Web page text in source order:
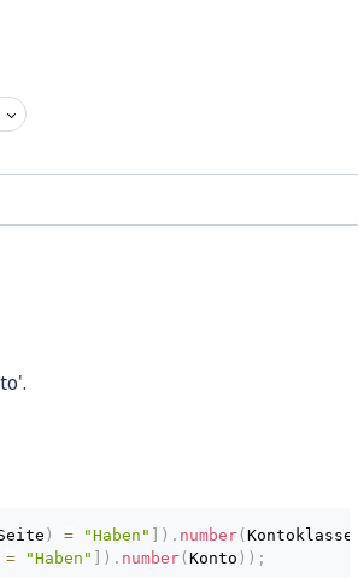
) = "Haben" ) . number( Kontoklasse
= "Haben" ) . number( Konto ) ) ;